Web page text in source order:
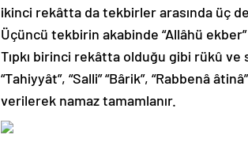
ikinci rekâtta da tekbirler arasında üç
Üçüncü tekbirin akabinde “Allâhü
Tıpkı birinci rekâtta olduğu gibi rükû
“Tahiyyât”, “Salli” “Bârik”, “Rabbenâ
verilerek namaz tamamlanır.